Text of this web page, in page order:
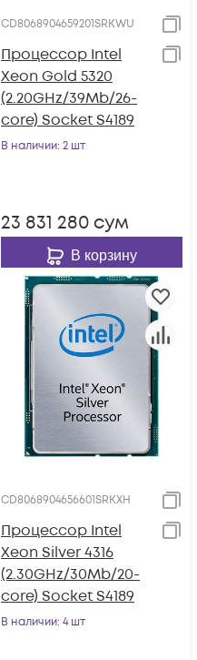
CD8068904659201SRKWU
Процессор Intel
Xeon Gold 5320
(2.20GHz/39Mb/26-
core) Socket S4189
В наличии: 2 шт
23 831 280 сум
В корзину
CD8068904656601SRKXH
Процессор Intel
Xeon Silver 4316
(2.30GHz/30Mb/20-
core) Socket S4189
В наличии: 4 шт